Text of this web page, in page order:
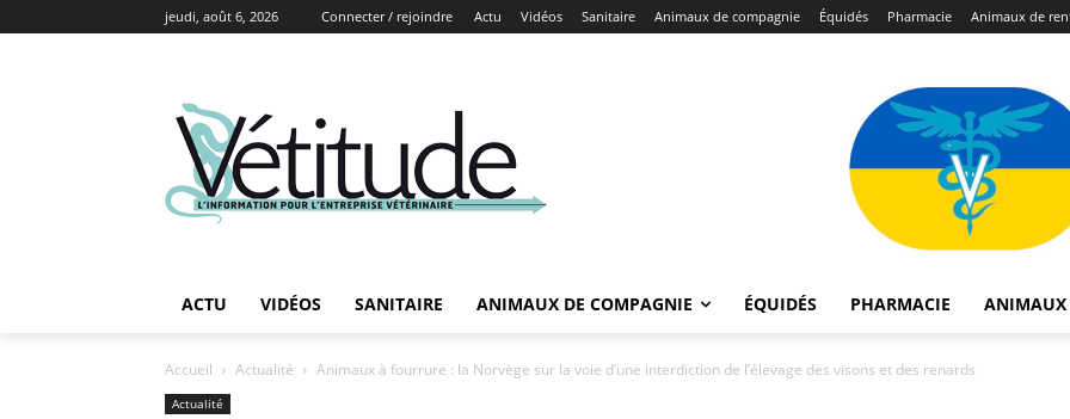
jeudi, août 6, 2026 Connecter / rejoindre Actu Vidéos Sanitaire Animaux de compagnie Équidés Pharmacie Animaux de
ACTU VIDÉOS SANITAIRE ANIMAUX DE COMPAGNIE ÉQUIDÉS PHARMACIE ANIMAUX
Accueil Actualité Animaux à fourrure : la Norvège sur la voie d’une interdiction de l’élevage des visons et des renards
Actualité